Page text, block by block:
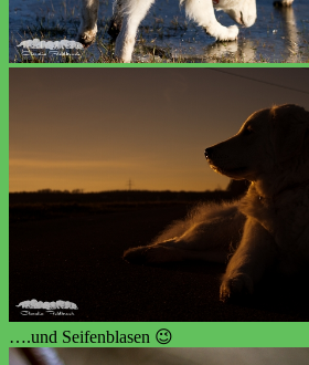
….und Seifenblasen 😉